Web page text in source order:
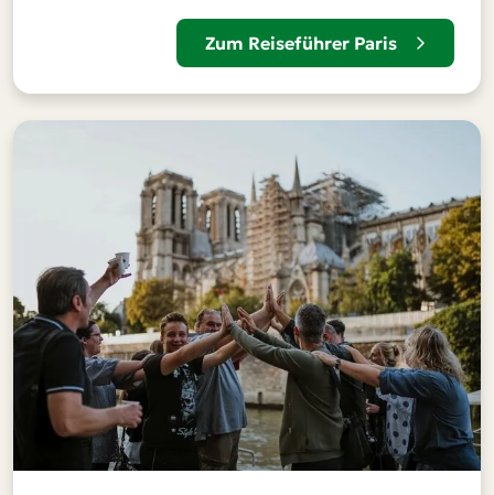
Zum Reiseführer Paris